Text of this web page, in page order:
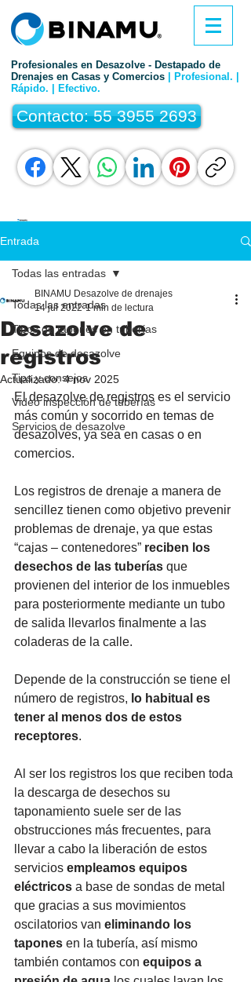
Profesionales en Desazolve - Destapado de
Drenajes en Casas y Comercios
| Profesional. |
Rápido. | Efectivo.
Contacto: 55 3955 2693
Entrada
Todas las entradas
Tipos de tapones en tuberías
Equipos de desazolve
Tips y consejos
Video inspección de tuberías
Servicios de desazolve
Todas las entradas
Desazolve de
registros
BINAMU Desazolve de drenajes
14 jul 2022 1 min de lectura
Actualizado:4 nov 2025
El desazolve de registros es el servicio
más común y socorrido en temas de
desazolves, ya sea en casas o en
comercios.
Los registros de drenaje a manera de
sencillez tienen como objetivo prevenir
problemas de drenaje, ya que estas
“cajas – contenedores” reciben los
desechos de las tuberías que
provienen del interior de los inmuebles
para posteriormente mediante un tubo
de salida llevarlos finalmente a las
coladeras de la calle.
Depende de la construcción se tiene el
número de registros, lo habitual es
tener al menos dos de estos
receptores.
Al ser los registros los que reciben toda
la descarga de desechos su
taponamiento suele ser de las
obstrucciones más frecuentes, para
llevar a cabo la liberación de estos
servicios empleamos equipos
eléctricos a base de sondas de metal
que gracias a sus movimientos
oscilatorios van eliminando los
tapones en la tubería, así mismo
también contamos con equipos a